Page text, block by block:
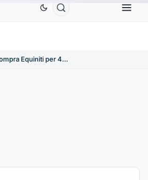
USD ↑1.90% Tether ↑0.00%
Bullish compra Equiniti per 4,2 miliardi di dollari